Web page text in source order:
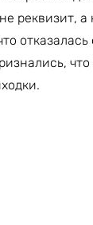
реквизит,